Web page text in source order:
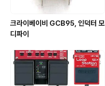
크라이베이비 GCB95, 인덕터 모
디파이